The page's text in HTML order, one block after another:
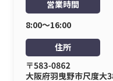
営業時間
8:00〜16:00
住所